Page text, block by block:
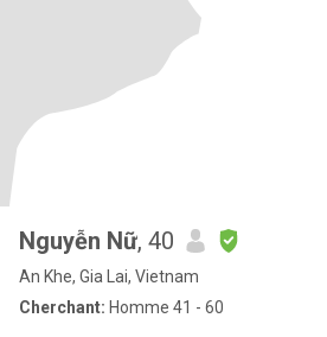
Nguyễn Nữ, 40
An Khe, Gia Lai, Vietnam
Cherchant: Homme 41 - 60